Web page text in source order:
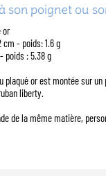
son poignet ou
or
cm - poids: 1.6 g
poids : 5.38 g
or est montée sur
liberty.
de la même matière,